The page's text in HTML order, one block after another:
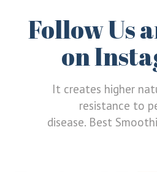
Follow Us
on
It creates higher
resistance to
disease. Best